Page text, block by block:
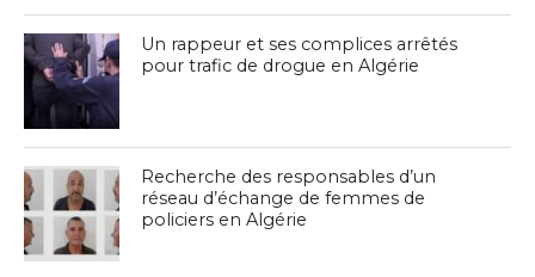
Un rappeur et ses complices arrêtés
pour trafic de drogue en Algérie
Recherche des responsables d’un
réseau d’échange de femmes de
policiers en Algérie